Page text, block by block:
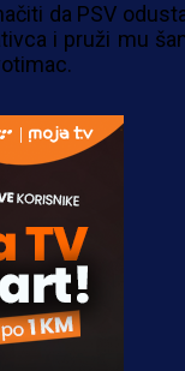
da PSV
i pruži mu